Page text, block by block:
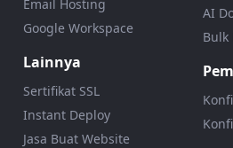
Email Hosting
Google Workspace
Lainnya
Sertifikat SSL
Instant Deploy
Jasa Buat Website
AI
Bulk